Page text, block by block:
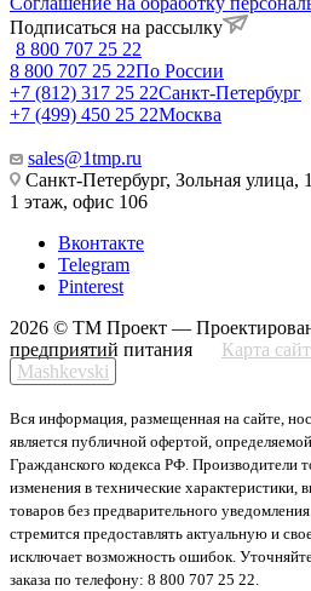
Подписаться на рассылку
8 800 707 25 22
8 800 707 25 22По России
+7 (812) 317 25 22Санкт-Петербург
+7 (499) 450 25 22Москва
sales@1tmp.ru
Санкт-Петербург, Зольная
1 этаж, офис 106
Вконтакте
Telegram
Pinterest
2026 © ТМ Проект —
предприятий питания
Карта
Mashkevski
Вся информация, размещенная на сайте,
является публичной офертой,
Гражданского кодекса РФ. Производители
изменения в технические
товаров без предварительного
стремится предоставлять актуальную и
исключает возможность ошибок.
заказа по телефону: 8 800 707 25 22.